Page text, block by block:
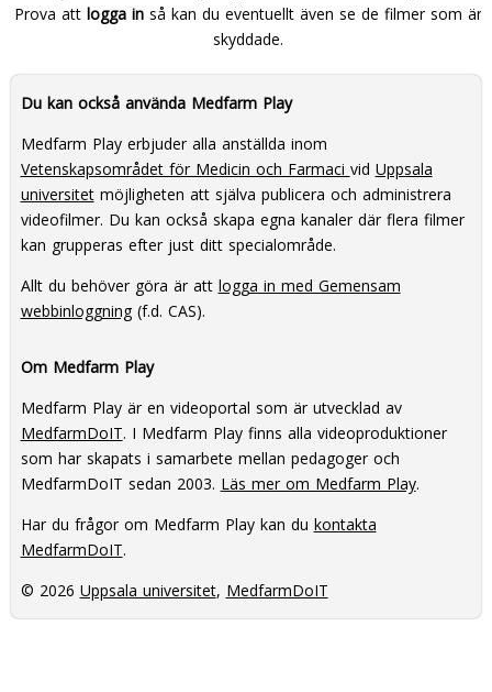
Prova att logga in så kan du eventuellt även se de filmer som är
skyddade.
Du kan också använda Medfarm Play
Medfarm Play erbjuder alla anställda inom
Vetenskapsområdet för Medicin och Farmaci vid Uppsala
universitetmöjligheten att själva publicera och administrera
videofilmer. Du kan också skapa egna kanaler där flera filmer
kan grupperas efter just ditt specialområde.
Allt du behöver göra är att logga in med Gemensam
webbinloggning(f.d. CAS).
Om Medfarm Play
Medfarm Play är en videoportal som är utvecklad av
MedfarmDoIT. I Medfarm Play finns alla videoproduktioner
som har skapats i samarbete mellan pedagoger och
MedfarmDoIT sedan 2003. Läs mer om Medfarm Play.
Har du frågor om Medfarm Play kan du kontakta
MedfarmDoIT.
© 2026 Uppsala universitet, MedfarmDoIT